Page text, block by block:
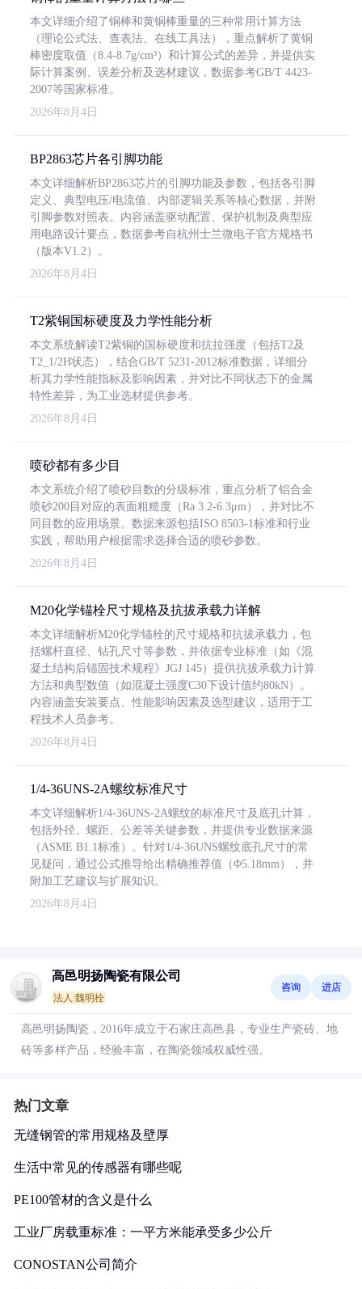
本文详细介绍了铜棒和黄铜棒重量的三种常用计算方法
（理论公式法、查表法、在线工具法），重点解析了黄铜
棒密度取值（8.4-8.7g/cm³）和计算公式的差异，并提供实
际计算案例、误差分析及选材建议，数据参考GB/T 4423-
2007等国家标准。
2026年8月4日
BP2863芯片各引脚功能
本文详细解析BP2863芯片的引脚功能及参数，包括各引脚
定义、典型电压/电流值、内部逻辑关系等核心数据，并附
引脚参数对照表。内容涵盖驱动配置、保护机制及典型应
用电路设计要点，数据参考自杭州士兰微电子官方规格书
（版本V1.2）。
2026年8月4日
T2紫铜国标硬度及力学性能分析
本文系统解读T2紫铜的国标硬度和抗拉强度（包括T2及
T2_1/2H状态），结合GB/T 5231-2012标准数据，详细分
析其力学性能指标及影响因素，并对比不同状态下的金属
特性差异，为工业选材提供参考。
2026年8月4日
喷砂都有多少目
本文系统介绍了喷砂目数的分级标准，重点分析了铝合金
喷砂200目对应的表面粗糙度（Ra 3.2-6.3μm），并对比不
同目数的应用场景。数据来源包括ISO 8503-1标准和行业
实践，帮助用户根据需求选择合适的喷砂参数。
2026年8月4日
M20化学锚栓尺寸规格及抗拔承载力详解
本文详细解析M20化学锚栓的尺寸规格和抗拔承载力，包
括螺杆直径、钻孔尺寸等参数，并依据专业标准（如《混
凝土结构后锚固技术规程》JGJ 145）提供抗拔承载力计算
方法和典型数值（如混凝土强度C30下设计值约80kN）。
内容涵盖安装要点、性能影响因素及选型建议，适用于工
程技术人员参考。
2026年8月4日
1/4-36UNS-2A螺纹标准尺寸
本文详细解析1/4-36UNS-2A螺纹的标准尺寸及底孔计算，
包括外径、螺距、公差等关键参数，并提供专业数据来源
（ASME B1.1标准）。针对1/4-36UNS螺纹底孔尺寸的常
见疑问，通过公式推导给出精确推荐值（Φ5.18mm），并
附加工艺建议与扩展知识。
2026年8月4日
高邑明扬陶瓷有限公司
法人:魏明栓
咨询 进店
高邑明扬陶瓷，2016年成立于石家庄高邑县，专业生产瓷砖、地
砖等多样产品，经验丰富，在陶瓷领域权威性强。
热门文章
无缝钢管的常用规格及壁厚
生活中常见的传感器有哪些呢
PE100管材的含义是什么
工业厂房载重标准：一平方米能承受多少公斤
CONOSTAN公司简介